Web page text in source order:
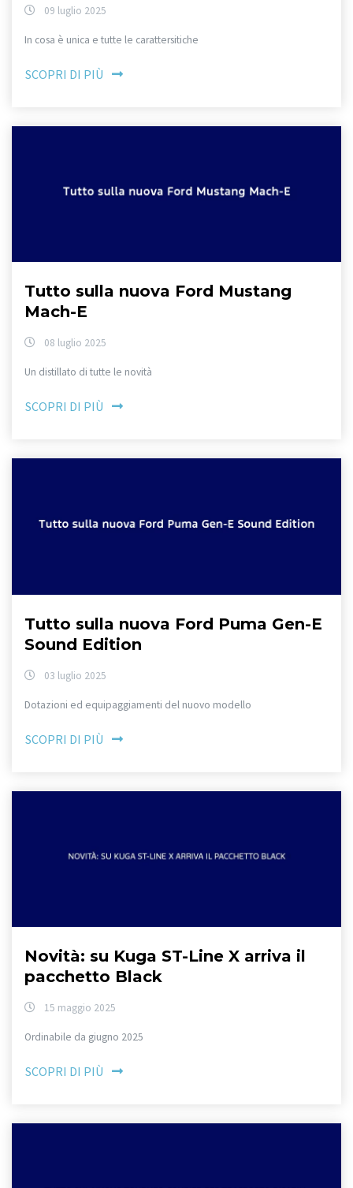
09 luglio 2025
In cosa è unica e tutte le carattersitiche
SCOPRI DI PIÙ
Tutto sulla nuova Ford Mustang
Mach-E
08 luglio 2025
Un distillato di tutte le novità
SCOPRI DI PIÙ
Tutto sulla nuova Ford Puma Gen-E
Sound Edition
03 luglio 2025
Dotazioni ed equipaggiamenti del nuovo modello
SCOPRI DI PIÙ
Novità: su Kuga ST-Line X arriva il
pacchetto Black
15 maggio 2025
Ordinabile da giugno 2025
SCOPRI DI PIÙ